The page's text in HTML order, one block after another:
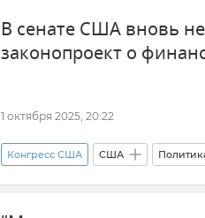
В сенате США вновь
законопроект о
1 октября 2025, 20:22
Конгресс США США